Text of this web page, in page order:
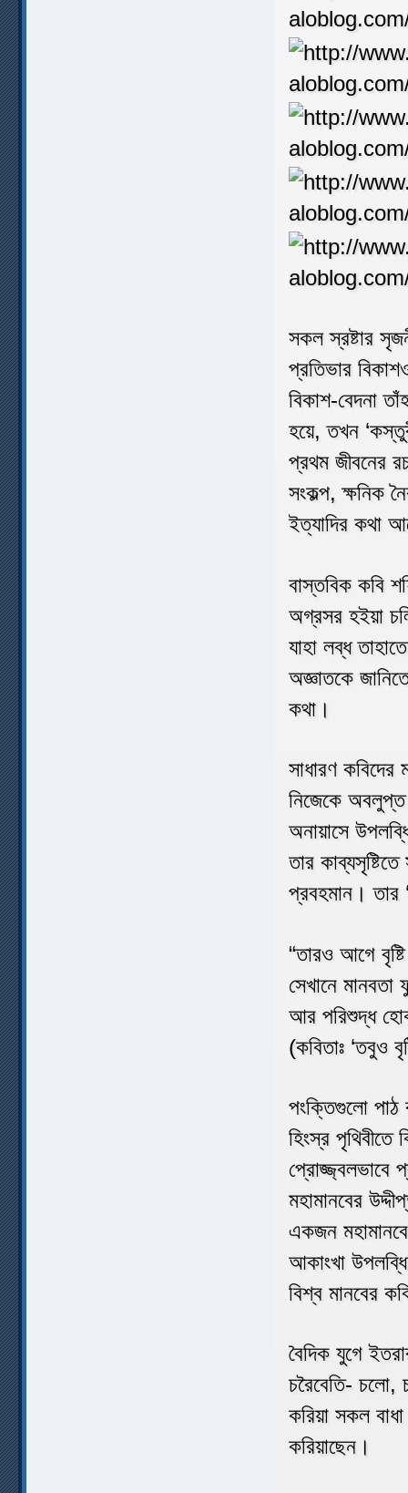
সকল স্রষ্টার
প্রতিভার
বিকাশ-বেদনা
হয়ে, তখন
প্রথম জীবনের
সংকল্প, ক্ষনিক
ইত্যাদির কথা
বাস্তবিক কবি
অগ্রসর হইয়া
যাহা লব্ধ
অজ্ঞাতকে
কথা।
সাধারণ কবিদের
নিজেকে অবলুপ্ত
অনায়াসে
তার
প্রবহমান। তার
“তারও আগে
সেখানে
আর পরিশুদ্ধ
(কবিতাঃ ‘তবুও
পংক্তিগুলো
হিংস্র
মহামানবের
একজন
আকাংখা
বিশ্ব মানবের
বৈদিক যুগে
চরৈবেতি- চলো,
করিয়া সকল
করিয়াছেন।